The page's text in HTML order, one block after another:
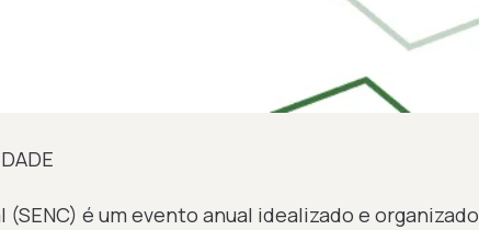
é um evento anual idealizado e organizado